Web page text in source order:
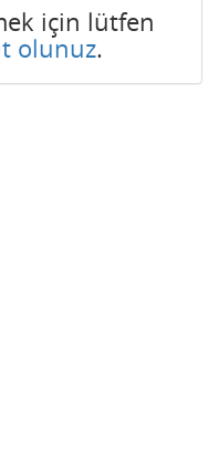
için lütfen
olunuz.